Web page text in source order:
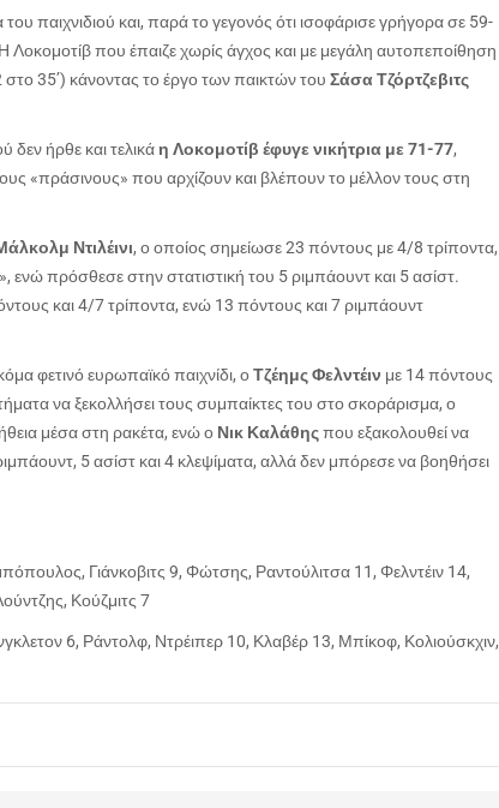
παιχνιδιού και, παρά το γεγονός ότι ισοφάρισε γρήγορα σε 59-
που έπαιζε χωρίς άγχος και με μεγάλη αυτοπεποίθηση
35’) κάνοντας το έργο των παικτών του Σάσα Τζόρτζεβιτς
ήρθε και τελικάη Λοκομοτίβ έφυγε νικήτρια με 71-77,
«πράσινους» που αρχίζουν και βλέπουν το μέλλον τους στη
Ντιλέινι, ο οποίος σημείωσε 23 πόντους με 4/8 τρίποντα,
ενώ πρόσθεσε στην στατιστική του 5 ριμπάουντ και 5 ασίστ.
και 4/7 τρίποντα, ενώ 13 πόντους και 7 ριμπάουντ
φετινό ευρωπαϊκό παιχνίδι, οΤζέημς Φελντέιν με 14 πόντους
να ξεκολλήσει τους συμπαίκτες του στο σκοράρισμα, ο
μέσα στη ρακέτα, ενώ ο Νικ Καλάθηςπου εξακολουθεί να
5 ασίστ και 4 κλεψίματα, αλλά δεν μπόρεσε να βοηθήσει
Γιάνκοβιτς 9, Φώτσης, Ραντούλιτσα 11, Φελντέιν 14,
Κούζμιτς 7
6, Ράντολφ, Ντρέιπερ 10, Κλαβέρ 13, Μπίκοφ, Κολιούσκχιν,